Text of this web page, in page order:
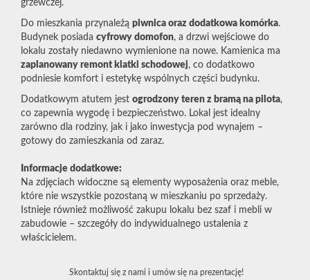
grzewczej.
Do mieszkania przynależą piwnica oraz dodatkowa komórka.
Budynek posiada cyfrowy domofon, a drzwi wejściowe do
lokalu zostały niedawno wymienione na nowe. Kamienica ma
zaplanowany remont klatki schodowej, co dodatkowo
podniesie komfort i estetykę wspólnych części budynku.
Dodatkowym atutem jest ogrodzony teren z bramą na pilota,
co zapewnia wygodę i bezpieczeństwo. Lokal jest idealny
zarówno dla rodziny, jak i jako inwestycja pod wynajem –
gotowy do zamieszkania od zaraz.
Informacje dodatkowe:
Na zdjęciach widoczne są elementy wyposażenia oraz meble,
które nie wszystkie pozostaną w mieszkaniu po sprzedaży.
Istnieje również możliwość zakupu lokalu bez szaf i mebli w
zabudowie – szczegóły do indywidualnego ustalenia z
właścicielem.
Skontaktuj się z nami i umów się na prezentację!